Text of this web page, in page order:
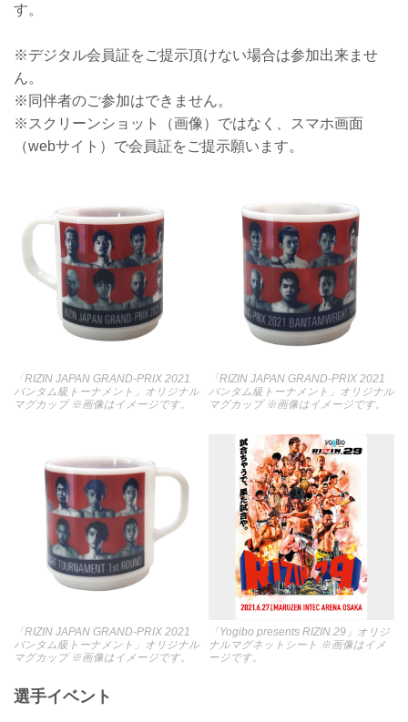
す。
※デジタル会員証をご提示頂けない場合は参加出来ませ
ん。
※同伴者のご参加はできません。
※スクリーンショット（画像）ではなく、スマホ画面
（webサイト）で会員証をご提示願います。
「RIZIN JAPAN GRAND-PRIX 2021
バンタム級トーナメント」オリジナル
マグカップ ※画像はイメージです。
「RIZIN JAPAN GRAND-PRIX 2021
バンタム級トーナメント」オリジナル
マグカップ ※画像はイメージです。
「RIZIN JAPAN GRAND-PRIX 2021
バンタム級トーナメント」オリジナル
マグカップ ※画像はイメージです。
「Yogibo presents RIZIN.29」オリジ
ナルマグネットシート ※画像はイメ
ージです。
選手イベント